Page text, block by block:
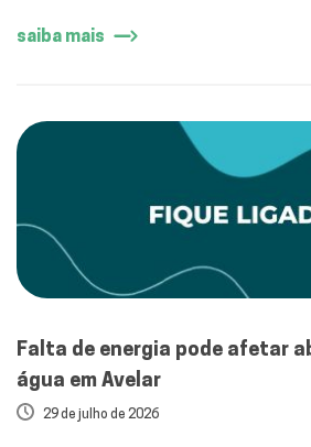
saiba mais
Falta de energia pode afetar
água em Avelar
29 de julho de 2026